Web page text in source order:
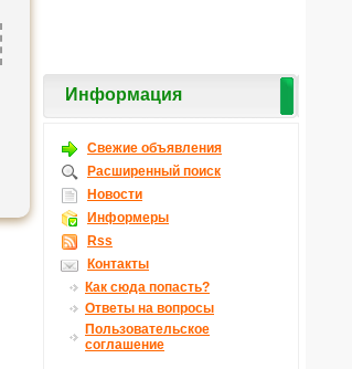
Информация
Свежие объявления
Расширенный поиск
Новости
Информеры
Rss
Контакты
Как сюда попасть?
Ответы на вопросы
Пользовательское
соглашение